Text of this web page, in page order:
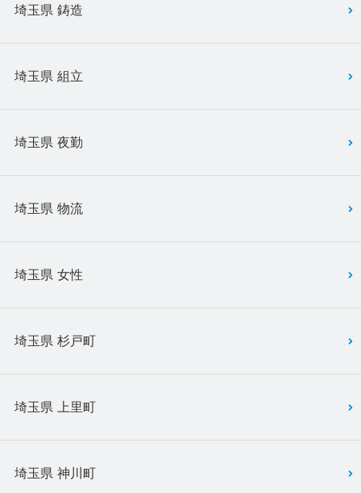
埼玉県 鋳造
埼玉県 組立
埼玉県 夜勤
埼玉県 物流
埼玉県 女性
埼玉県 杉戸町
埼玉県 上里町
埼玉県 神川町